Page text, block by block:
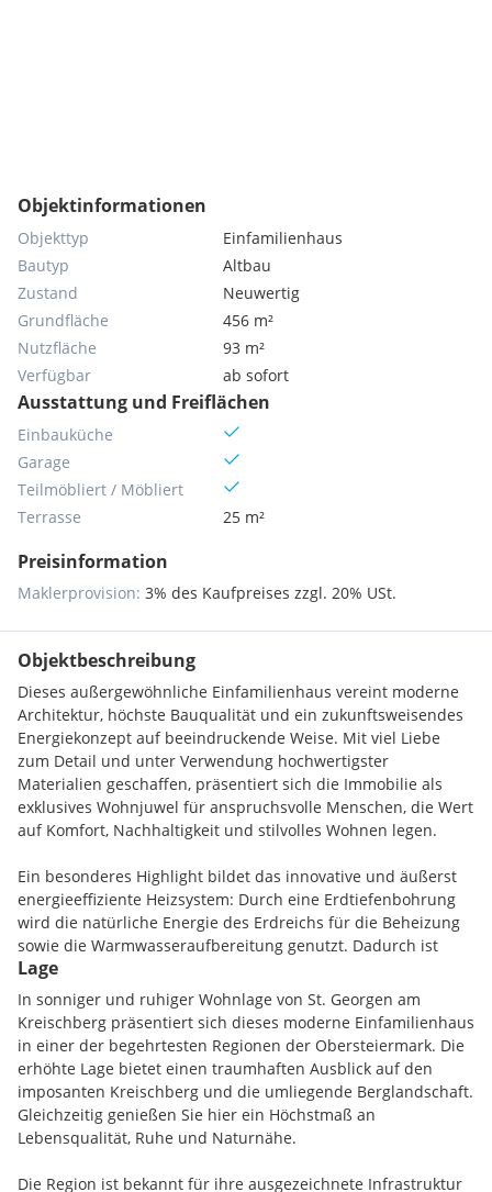
Objektinformationen
Objekttyp
Einfamilienhaus
Bautyp
Altbau
Zustand
Neuwertig
Grundfläche
456 m²
Nutzfläche
93 m²
Verfügbar
ab sofort
Ausstattung und Freiflächen
Einbauküche
Garage
Teilmöbliert / Möbliert
Terrasse
25 m²
Preisinformation
Maklerprovision: 3% des Kaufpreises zzgl. 20% USt.
Objektbeschreibung
Dieses außergewöhnliche Einfamilienhaus vereint moderne
Architektur, höchste Bauqualität und ein zukunftsweisendes
Energiekonzept auf beeindruckende Weise. Mit viel Liebe
zum Detail und unter Verwendung hochwertigster
Materialien geschaffen, präsentiert sich die Immobilie als
exklusives Wohnjuwel für anspruchsvolle Menschen, die Wert
auf Komfort, Nachhaltigkeit und stilvolles Wohnen legen.
Ein besonderes Highlight bildet das innovative und äußerst
energieeffiziente Heizsystem: Durch eine Erdtiefenbohrung
wird die natürliche Energie des Erdreichs für die Beheizung
sowie die Warmwasseraufbereitung genutzt. Dadurch ist
lediglich eine energiesparende Umlaufpumpe erforderlich -
ein durchdachtes Konzept, das sich nicht nur ökologisch,
sondern auch wirtschaftlich bezahlt macht. Die monatlichen
Betriebskosten für Strom, Heizung und Warmwasser belaufen
sich auf lediglich ca. EUR 190,- und unterstreichen die
hervorragende Energieeffizienz dieser Immobilie.
Großzügige, dreifachverglaste Panoramafenster durchfluten
sämtliche Wohnräume mit Tageslicht und schaffen ein
außergewöhnlich helles und freundliches Wohnambiente.
Lage
In sonniger und ruhiger Wohnlage von St. Georgen am
Kreischberg präsentiert sich dieses moderne Einfamilienhaus
in einer der begehrtesten Regionen der Obersteiermark. Die
erhöhte Lage bietet einen traumhaften Ausblick auf den
imposanten Kreischberg und die umliegende Berglandschaft.
Gleichzeitig genießen Sie hier ein Höchstmaß an
Lebensqualität, Ruhe und Naturnähe.
Die Region ist bekannt für ihre ausgezeichnete Infrastruktur